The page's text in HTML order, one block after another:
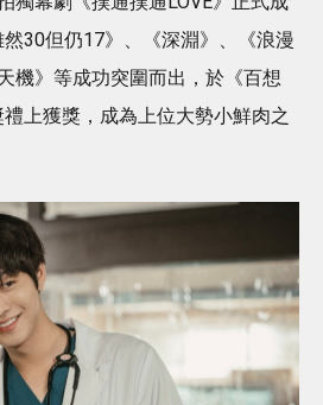
30但仍17》、《深淵》、《浪漫
機》等成功突圍而出，於《百想
上獲獎，成為上位大勢小鮮肉之